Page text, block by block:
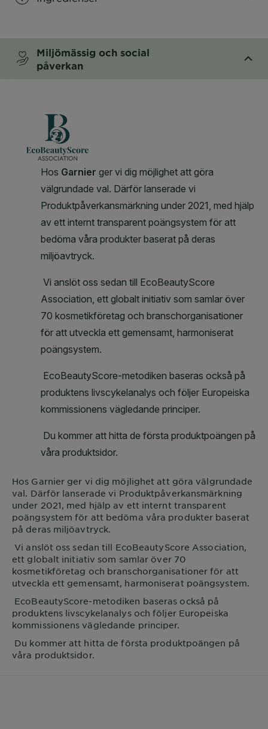
Miljömässig och social
påverkan
Hos Garnier ger vi dig möjlighet att göra välgrundade
val. Därför lanserade vi Produktpåverkansmärkning
under 2021, med hjälp av ett internt transparent
poängsystem för att bedöma våra produkter baserat
på deras miljöavtryck.
Vi anslöt oss sedan till EcoBeautyScore Association,
ett globalt initiativ som samlar över 70
kosmetikföretag och branschorganisationer för att
utveckla ett gemensamt, harmoniserat poängsystem.
EcoBeautyScore-metodiken baseras också på
produktens livscykelanalys och följer Europeiska
kommissionens vägledande principer.
Du kommer att hitta de första produktpoängen på
våra produktsidor.